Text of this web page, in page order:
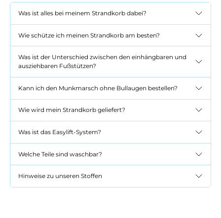
Was ist alles bei meinem Strandkorb dabei?
Wie schütze ich meinen Strandkorb am besten?
Was ist der Unterschied zwischen den einhängbaren und
ausziehbaren Fußstützen?
Kann ich den Munkmarsch ohne Bullaugen bestellen?
Wie wird mein Strandkorb geliefert?
Was ist das Easylift-System?
Welche Teile sind waschbar?
Hinweise zu unseren Stoffen